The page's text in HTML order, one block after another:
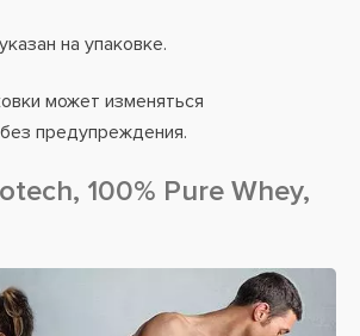
указан на упаковке.
может изменяться
предупреждения.
100% Pure Whey,